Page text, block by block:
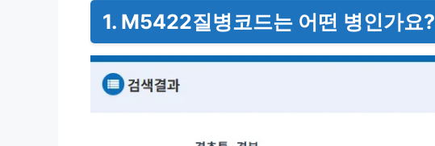
1. M5422질병코드는 어떤 병인가요?